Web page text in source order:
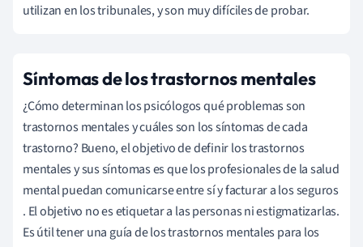
utilizan en los tribunales, y son muy difíciles de probar.
Síntomas de los trastornos mentales
¿Cómo determinan los psicólogos qué problemas son
trastornos mentales y cuáles son los síntomas de cada
trastorno? Bueno, el objetivo de definir los trastornos
mentales y sus síntomas es que los profesionales de la salud
mental puedan comunicarse entre sí y facturar a los seguros
. El objetivo no es etiquetar a las personas ni estigmatizarlas.
Es útil tener una guía de los trastornos mentales para los